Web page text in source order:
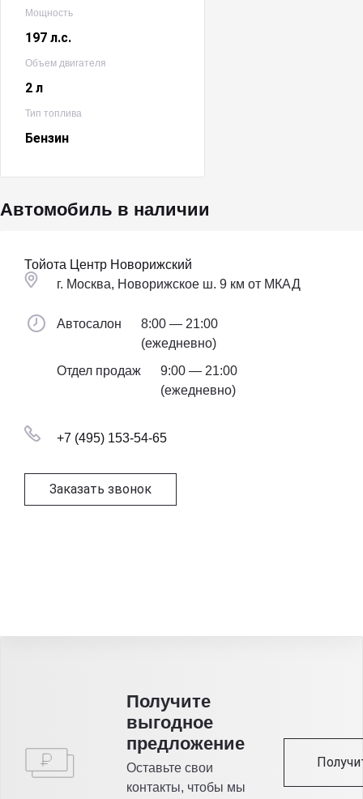
Мощность
197 л.с.
Объем двигателя
2 л
Тип топлива
Бензин
Автомобиль в наличии
Тойота Центр Новорижский
г. Москва, Новорижское ш. 9 км от МКАД
Автосалон
8:00 — 21:00
(ежедневно)
Отдел продаж
9:00 — 21:00
(ежедневно)
+7 (495) 153-54-65
Заказать звонок
Получитe
выгодное
предложение
Оставьте свои
контакты, чтобы мы